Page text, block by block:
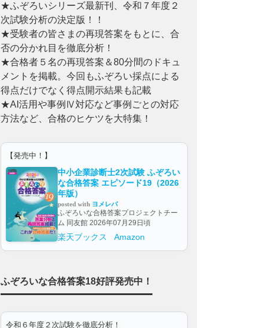
★ふぞろいシリーズ最新刊、令和７年度２
次試験分析の決定版！！
★受験者の皆さまの再現答案をもとに、合
否の分かれ目を徹底分析！
★合格者５名の再現答案＆80分間のドキュ
メントを掲載。今回もふぞろい採点による
得点だけでなく得点開示結果も記載
★AI活用や事例Ⅳ対応など事例ごとの対応
方法など、合格のヒケツを大特集！
【発売中！】
中小企業診断士2次試験 ふぞろい
な合格答案 エピソード19（2026
年版）
posted with ヨメレバ
ふぞろいな合格答案プロジェクトチー
ム 同友館 2026年07月29日頃
楽天ブックス Amazon
ふぞろいな合格答案18好評発売中！
令和６年度２次試験を徹底分析！